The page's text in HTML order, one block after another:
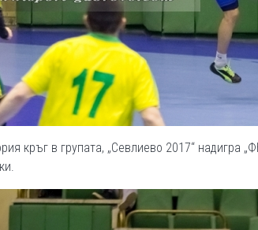
кръг в групата, „Севлиево 2017“ надигра